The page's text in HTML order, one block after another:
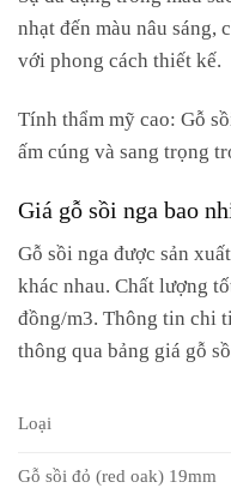
nhạt đến màu nâu sáng,
với phong cách thiết kế.
Tính thẩm mỹ cao: Gỗ
ấm cúng và sang trọng
Giá gỗ sồi nga bao
Gỗ sồi nga được sản
khác nhau. Chất lượng
đồng/m3. Thông tin chi
thông qua bảng giá gỗ
Loại
Gỗ sồi đỏ (red oak) 19mm